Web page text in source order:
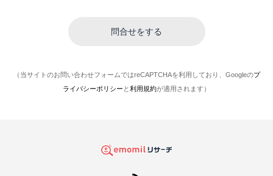
（当サイトのお問い合わせフォームではreCAPTCHAを利用しており、Googleのプ
ライバシーポリシー と利用規約が適用されます）